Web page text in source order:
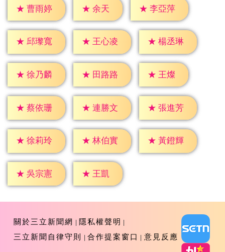
★ 曹雨婷 ★ 余天 ★ 李亞萍
★ 邱瓈寬 ★ 王心凌 ★ 楊丞琳
★ 徐乃麟 ★ 田路路 ★ 王燦
★ 蔡依珊 ★ 連勝文 ★ 張進芳
★ 徐莉玲 ★ 林伯實 ★ 黃鐙輝
★ 吳宗憲 ★ 王凱
關於三立新聞網
隱私權聲明
三立新聞自律守則
合作提案窗口 意見反應